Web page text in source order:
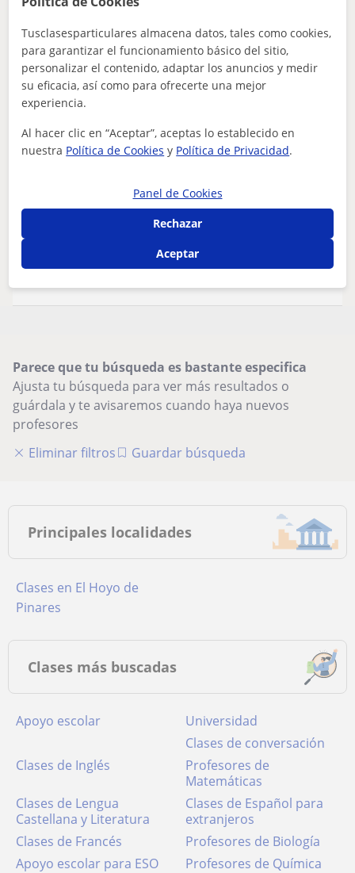
El Hoyo De Pinares
TDAH Trastorno por déficit de atención
Profesora particular con especialidad en
Enseñanzas especiales (TDAH, Autismo,
Asperger...)
¡Bienvenido/a a las clases particulares con Samantha!
de Empresas (ADE), y estoy aq...
Parece que tu búsqueda es bastante especifica
Ajusta tu búsqueda para ver más resultados o
guárdala y te avisaremos cuando haya nuevos
profesores
Eliminar filtros
Guardar búsqueda
Principales localidades
Clases en El Hoyo de
Pinares
Clases más buscadas
Apoyo escolar
Universidad
Clases de conversación
Clases de Inglés
Profesores de
Matemáticas
Clases de Lengua
Castellana y Literatura
Clases de Español para
extranjeros
Clases de Francés
Profesores de Biología
Apoyo escolar para ESO
Profesores de Química
Tusclasesparticulares almacena datos, tales como cookies,
para garantizar el funcionamiento básico del sitio,
personalizar el contenido, adaptar los anuncios y medir
su eficacia, así como para ofrecerte una mejor
experiencia.
Al hacer clic en “Aceptar”, aceptas lo establecido en
nuestra Política de Cookies y Política de Privacidad.
Panel de Cookies
Rechazar
Aceptar